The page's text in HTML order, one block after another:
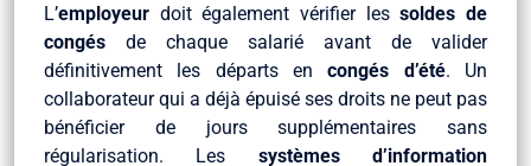
L’employeur doit également vérifier lessoldes de
congés de chaque salarié avant de valider
définitivement les départs encongés d’été. Un
collaborateur qui a déjà épuisé ses droits ne peut pas
bénéficier de jours supplémentaires sans
régularisation. Les systèmes d’information